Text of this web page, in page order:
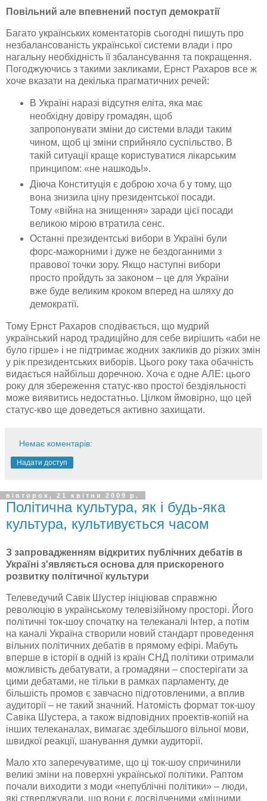
Повільний але впевнений поступ демократії
Багато українських коментаторів сьогодні пишуть про
незбалансованість української системи влади і про
нагальну необхідність її збалансування та покращення.
Погоджуючись з такими закликами, Ернст Рахаров все ж
хоче вказати на декілька прагматичних речей:
В Україні наразі відсутня еліта, яка має
необхідну довіру громадян, щоб
запропонувати зміни до системи влади таким
чином, щоб ці зміни сприйняло суспільство. В
такій ситуації краще користуватися лікарським
принципом: «не нашкодь!».
Діюча Конституція є доброю хоча б у тому, що
вона знизила ціну президентської посади.
Тому «війна на знищення» заради цієї посади
великою мірою втратила сенс.
Останні президентські вибори в Україні були
форс-мажорними і дуже не бездоганними з
правової точки зору. Якщо наступні вибори
просто пройдуть за законом – це для України
вже буде великим кроком вперед на шляху до
демократії.
Тому Ернст Рахаров сподівається, що мудрий
український народ традиційно для себе вирішить «аби не
було гірше» і не підтримає жодних закликів до різких змін
у рік президентських виборів. Цього року така обачність
видається найбільш доречною. Хоча є одне АЛЕ: цього
року для збереження статус-кво простої бездіяльності
може виявитись недостатньо. Цілком ймовірно, що цей
статус-кво ще доведеться активно захищати.
Немає коментарів:
Надати доступ
вівторок, 21 квітня 2009 р.
Політична культура, як і будь-яка
культура, культивується часом
З запровадженням відкритих публічних дебатів в
Україні з'являється основа для прискореного
розвитку політичної культури
Телеведучий Савік Шустер ініціював справжню
революцію в українському телевізійному просторі. Його
політичні ток-шоу спочатку на телеканалі Інтер, а потім
на каналі Україна створили новий стандарт проведення
вільних політичних дебатів в прямому ефірі. Мабуть
вперше в історії в одній із країн СНД політики отримали
можливість дебатувати, а громадяни – спостерігати за
цими дебатами, не тільки в рамках парламенту, де
більшість промов є завчасно підготовленими, а вплив
аудиторії – не такий значний. Натомість формат ток-шоу
Савіка Шустера, а також відповідних проектів-копій на
інших телеканалах, вимагає здебільшого вільної мови,
швидкої реакції, шанування думки аудиторії.
Мало хто заперечуватиме, що ці ток-шоу спричинили
великі зміни на поверхні української політики. Раптом
почали виходити з моди «непублічні політики» – люди,
які стверджували, що вони є досвідченими «міцними